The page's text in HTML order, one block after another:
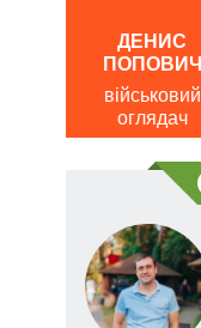
ДЕНИС
ПОПОВИЧ
військовий
оглядач